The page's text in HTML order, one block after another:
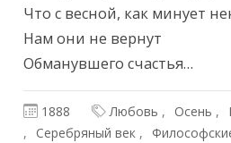
Что с весной, как минует
Нам они не вернут
Обманувшего счастья…
1888 Любовь Осень
Серебряный век